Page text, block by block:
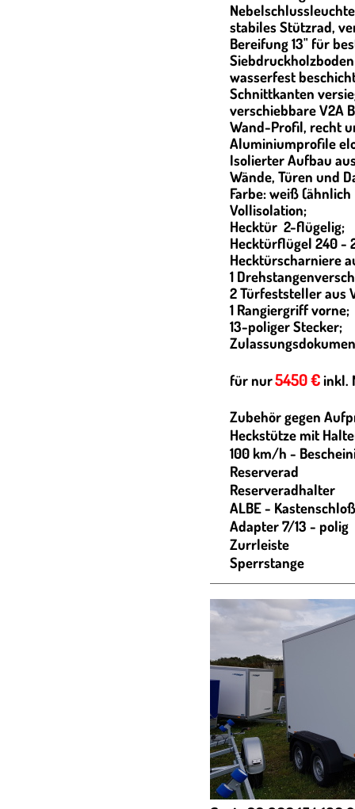
stabiles Stützrad,
Bereifung 13" für
wasserfest
Schnittkanten
verschiebbare V2A
Wand-Profil, recht
Aluminiumprofile
Isolierter Aufbau
Wände, Türen und
Farbe: weiß (ähnlich
Vollisolation;
Hecktür 2-flügelig;
Hecktürflügel 240 -
Hecktürscharniere
1
2 Türfeststeller aus
1 Rangiergriff vorne;
13-poliger Stecker;
für nur5450 €inkl.
Zubehör gegen
Heckstütze mit
100 km/h -
Reserverad
Reserveradhalter
ALBE - Kastenschloß
Adapter 7/13 - polig
Zurrleiste
Sperrstange